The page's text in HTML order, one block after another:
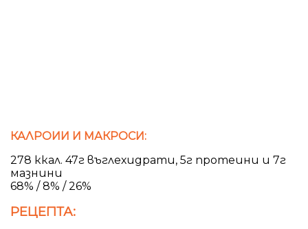
КАЛРОИИ И МАКРОСИ:
278 ккал. 47г въглехидрати, 5г протеини и 7г
мазнини
68% / 8% / 26%
РЕЦЕПТА: